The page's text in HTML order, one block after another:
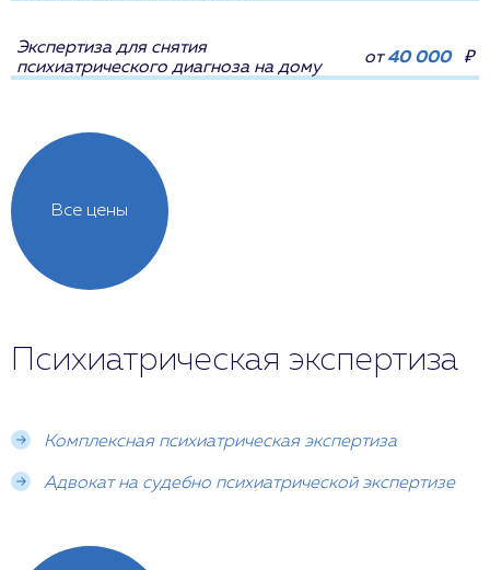
Все цены
Экспертиза для снятия
психиатрического диагноза на дому
от40 000 ₽
Психиатрическая экспертиза
Комплексная психиатрическая экспертиза
Адвокат на судебно психиатрической экспертизе